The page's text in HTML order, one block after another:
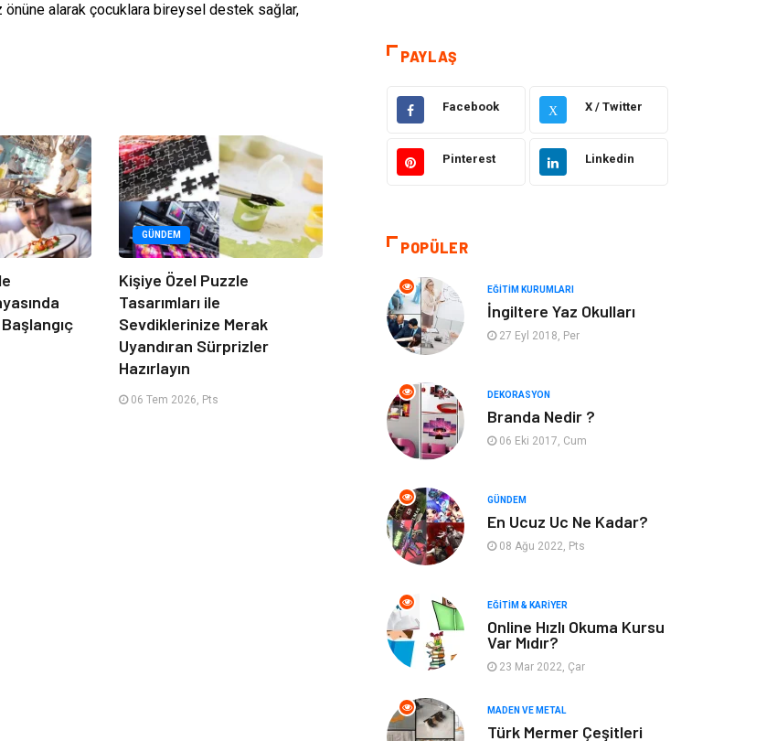
alarak çocuklara bireysel destek sağlar,
GÜNDEM
Kişiye Özel Puzzle
Tasarımları ile
Sevdiklerinize Merak
Uyandıran Sürprizler
Hazırlayın
06 Tem 2026, Pts
Yazılım
Taşımacılık
Hukuk Giyim
Yapı İnşaat
Tatil Eğlence
Bahçe Ev Maden ve Metal
Hizmet Eğitim Kurumları
Organizasyon Plastik
Emlak
Finans & Ekonomi Mobilya
Ürünler
Aksesuar İnternet
Nakliyat
PAYLAŞ
Facebook X X / Twitter
Pinterest Linkedin
POPÜLER
EĞITIM KURUMLARI
İngiltere Yaz Okulları
27 Eyl 2018, Per
DEKORASYON
Branda Nedir ?
06 Eki 2017, Cum
GÜNDEM
En Ucuz Uc Ne Kadar?
08 Ağu 2022, Pts
EĞITIM & KARIYER
Online Hızlı Okuma Kursu
Var Mıdır?
23 Mar 2022, Çar
MADEN VE METAL
Türk Mermer Çeşitleri